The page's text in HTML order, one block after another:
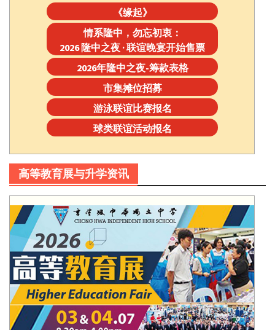
《缘起》
情系隆中，勿忘初衷：
2026 隆中之夜 · 联谊晚宴开始售票
2026年隆中之夜-筹款表格
市集摊位招募
游泳联谊比赛报名
球类联谊活动报名
高等教育展与升学资讯